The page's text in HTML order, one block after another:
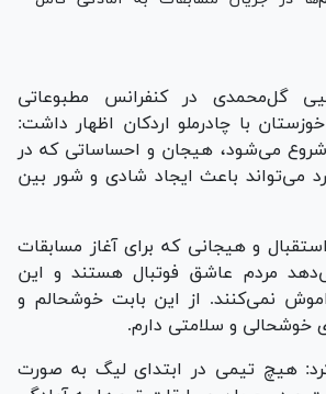
گل‌محمدی در کنفرانس مطبوعاتی
با چادرملو اردکان اظهار داشت:
می‌شود، هیجان و احساساتی که در
می‌تواند باعث ایجاد شادی و شور بین
و هیجانی که برای آغاز مسابقات
مردم عاشق فوتبال هستند و این
نمی‌کنند. از این بابت خوشحالم و
خوشحالی و سلامتی دارم.
هیچ تیمی در ابتدای لیگ به صورت